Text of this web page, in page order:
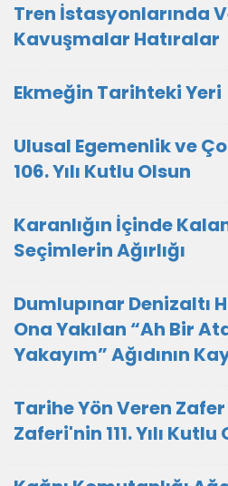
Tren İstasyonlarında
Kavuşmalar Hatıralar
Ekmeğin Tarihteki Yeri
Ulusal Egemenlik ve
106. Yılı Kutlu Olsun
Karanlığın İçinde
Seçimlerin Ağırlığı
Dumlupınar Denizaltı
Ona Yakılan “Ah Bir
Yakayım” Ağıdının
Tarihe Yön Veren
Zaferi'nin 111. Yılı Kutlu